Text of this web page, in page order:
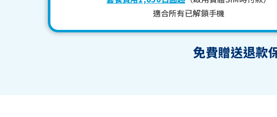
適合所有已解鎖手機
免費贈送退款